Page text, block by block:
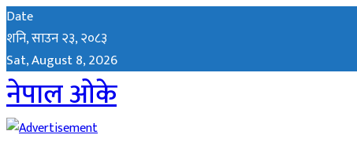
Date
शनि, साउन २३, २०८३
Sat, August 8, 2026
नेपाल ओके